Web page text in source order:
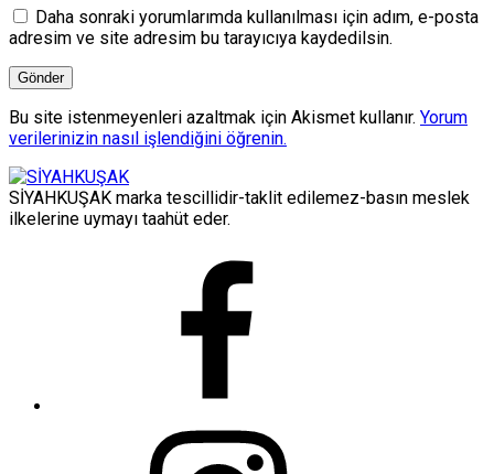
Daha sonraki yorumlarımda kullanılması için adım, e-posta
adresim ve site adresim bu tarayıcıya kaydedilsin.
Bu site istenmeyenleri azaltmak için Akismet kullanır. Yorum
verilerinizin nasıl işlendiğini öğrenin.
SİYAHKUŞAK marka tescillidir-taklit edilemez-basın meslek
ilkelerine uymayı taahüt eder.